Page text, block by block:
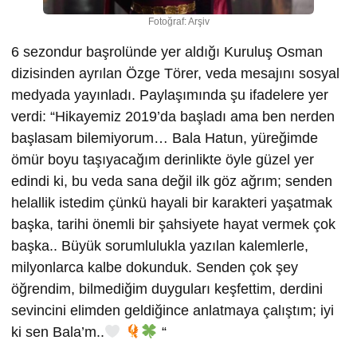
Fotoğraf: Arşiv
6 sezondur başrolünde yer aldığı Kuruluş Osman
dizisinden ayrılan Özge Törer, veda mesajını sosyal
medyada yayınladı. Paylaşımında şu ifadelere yer
verdi: “Hikayemiz 2019’da başladı ama ben nerden
başlasam bilemiyorum… Bala Hatun, yüreğimde
ömür boyu taşıyacağım derinlikte öyle güzel yer
edindi ki, bu veda sana değil ilk göz ağrım; senden
helallik istedim çünkü hayali bir karakteri yaşatmak
başka, tarihi önemli bir şahsiyete hayat vermek çok
başka.. Büyük sorumlulukla yazılan kalemlerle,
milyonlarca kalbe dokunduk. Senden çok şey
öğrendim, bilmediğim duyguları keşfettim, derdini
sevincini elimden geldiğince anlatmaya çalıştım; iyi
ki sen Bala’m..
“